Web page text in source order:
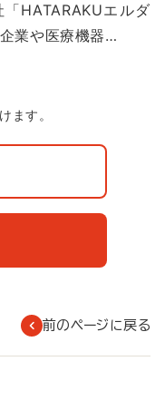
HATARAKUエルダ
業や医療機器…
ます。
前のページに戻る